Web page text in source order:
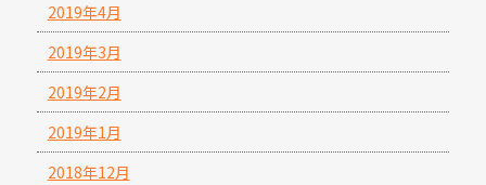
2019年4月
2019年3月
2019年2月
2019年1月
2018年12月